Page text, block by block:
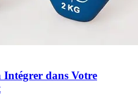
Intégrer dans Votre